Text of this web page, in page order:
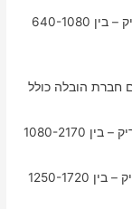
טווח המחירים לאריזה דירת 2 חדרים בכפר מסריק – בין 640-1080
מסריק עם חברת הובלה כולל
טווח המחירים להובלת דירת 3 חדרים בכפר מסריק – בין 1080-2170
טווח המחירים לאריזה דירת 3 חדרים בכפר מסריק – בין 1250-1720